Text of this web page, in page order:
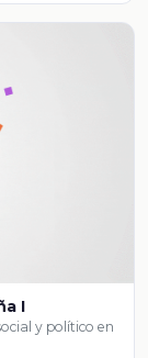
I
y político en